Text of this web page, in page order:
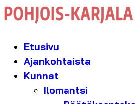
Etusivu
Ajankohtaista
Kunnat
Ilomantsi